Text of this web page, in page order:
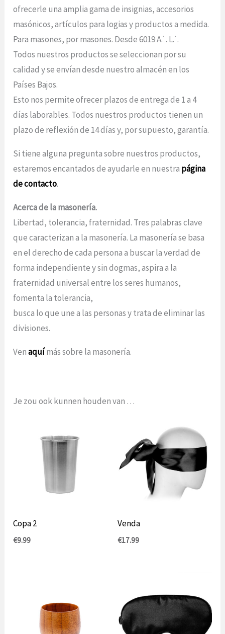
ofrecerle una amplia gama de insignias, accesorios
masónicos, artículos para logias y productos a medida.
Para masones, por masones. Desde 6019 A.˙. L.˙.
Todos nuestros productos se seleccionan por su
calidad y se envían desde nuestro almacén en los
Países Bajos.
Esto nos permite ofrecer plazos de entrega de 1 a 4
días laborables. Todos nuestros productos tienen un
plazo de reflexión de 14 días y, por supuesto, garantía.
Si tiene alguna pregunta sobre nuestros productos,
estaremos encantados de ayudarle en nuestra página
de contacto.
Acerca de la masonería.
Libertad, tolerancia, fraternidad. Tres palabras clave
que caracterizan a la masonería. La masonería se basa
en el derecho de cada persona a buscar la verdad de
forma independiente y sin dogmas, aspira a la
fraternidad universal entre los seres humanos,
fomenta la tolerancia,
busca lo que une a las personas y trata de eliminar las
divisiones.
Venaquímás sobre la masonería.
Je zou ook kunnen houden van …
Copa 2
€9.99
Venda
€17.99